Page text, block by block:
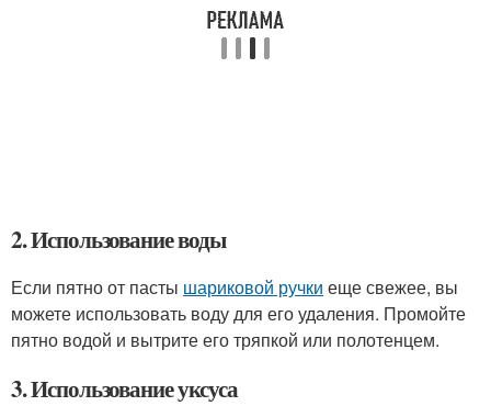
2. Использование воды
Если пятно от пасты шариковой ручки еще свежее, вы
можете использовать воду для его удаления. Промойте
пятно водой и вытрите его тряпкой или полотенцем.
3. Использование уксуса